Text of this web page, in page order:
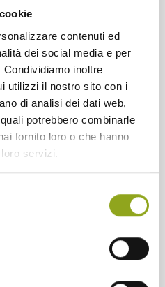
contenuti ed
dei social media e per
inoltre
utilizzi il nostro sito con i
di analisi dei dati web,
potrebbero combinarle
fornito loro o che hanno
servizi.
anche il consumo delle risorse
la costruzione di una nuova
i lavori non alterino il regime